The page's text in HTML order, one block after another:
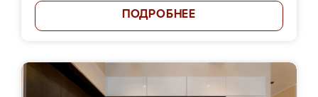
ПОДРОБНЕЕ